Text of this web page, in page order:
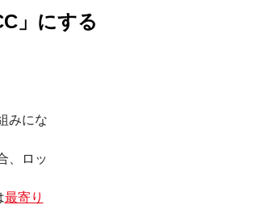
」にする
みにな
、ロッ
最寄り